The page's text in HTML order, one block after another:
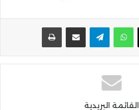
واتساب تيلقرام مشاركة عبر البريد
القائمة البريدية